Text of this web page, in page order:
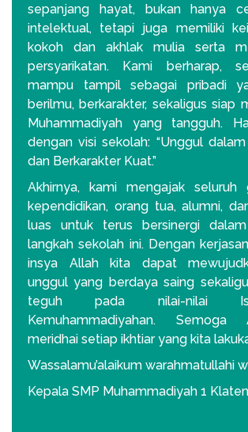
sepanjang hayat, bukan hanya
intelektual, tetapi juga memiliki
kokoh dan akhlak mulia serta
persyarikatan. Kami berharap,
mampu tampil sebagai pribadi
berilmu, berkarakter, sekaligus siap
Muhammadiyah yang tangguh.
dengan visi sekolah: “Unggul
dan Berkarakter Kuat.”
Akhirnya, kami mengajak seluruh
kependidikan, orang tua, alumni,
luas untuk terus bersinergi
langkah sekolah ini. Dengan
insya Allah kita dapat
unggul yang berdaya saing
teguh pada nilai-nilai
Kemuhammadiyahan.
meridhai setiap ikhtiar yang kita
Wassalamu’alaikum warahmatullahi
Kepala SMP Muhammadiyah 1 Klaten